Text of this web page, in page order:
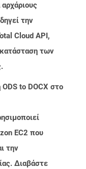
την
Cloud API,
των
to DOCX στο
EC2 που
την
Διαβάστε